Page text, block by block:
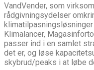
VandVender, som
rådgivningsydelser
Klimalancer,
passer ind i en samlet
det er, og løse
skybrud/peaks i at løbe